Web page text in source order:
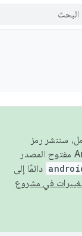
سننشر رمز
المصدر في مشروع Android مفتوح المصدر (AOSP) في الربعَين الثاني والرابع. لبناء مشروع Android مفتوح المصدر
دائمًا إلى
في مشروع